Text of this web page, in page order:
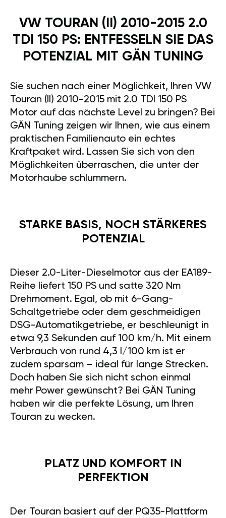
VW TOURAN (II) 2010-2015 2.0
TDI 150 PS: ENTFESSELN SIE DAS
POTENZIAL MIT GÄN TUNING
Sie suchen nach einer Möglichkeit, Ihren VW
Touran (II) 2010-2015 mit 2.0 TDI 150 PS
Motor auf das nächste Level zu bringen? Bei
GÄN Tuning zeigen wir Ihnen, wie aus einem
praktischen Familienauto ein echtes
Kraftpaket wird. Lassen Sie sich von den
Möglichkeiten überraschen, die unter der
Motorhaube schlummern.
STARKE BASIS, NOCH STÄRKERES
POTENZIAL
Dieser 2.0-Liter-Dieselmotor aus der EA189-
Reihe liefert 150 PS und satte 320 Nm
Drehmoment. Egal, ob mit 6-Gang-
Schaltgetriebe oder dem geschmeidigen
DSG-Automatikgetriebe, er beschleunigt in
etwa 9,3 Sekunden auf 100 km/h. Mit einem
Verbrauch von rund 4,3 l/100 km ist er
zudem sparsam – ideal für lange Strecken.
Doch haben Sie sich nicht schon einmal
mehr Power gewünscht? Bei GÄN Tuning
haben wir die perfekte Lösung, um Ihren
Touran zu wecken.
PLATZ UND KOMFORT IN
PERFEKTION
Der Touran basiert auf der PQ35-Plattform